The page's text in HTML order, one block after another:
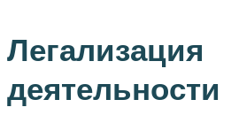
Легализация
деятельности